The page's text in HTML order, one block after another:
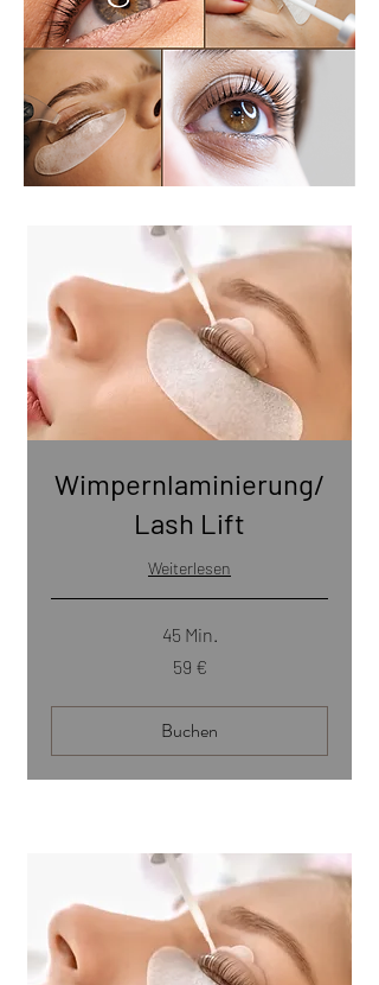
Wimpernlaminierung/
Lash Lift
Weiterlesen
45 Min.
59 €
Buchen